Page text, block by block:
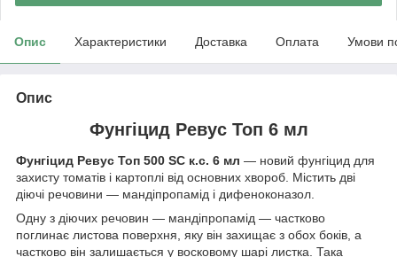
Опис Характеристики Доставка Оплата Умови
Опис
Фунгіцид Ревус Топ 6 мл
Фунгіцид Ревус Топ 500 SC к.с. 6 мл — новий фунгіцид для
захисту томатів і картоплі від основних хвороб. Містить дві
діючі речовини — мандіпропамід і дифеноконазол.
Одну з діючих речовин — мандіпропамід — частково
поглинає листова поверхня, яку він захищає з обох боків, а
частково він залишається у восковому шарі листка. Така